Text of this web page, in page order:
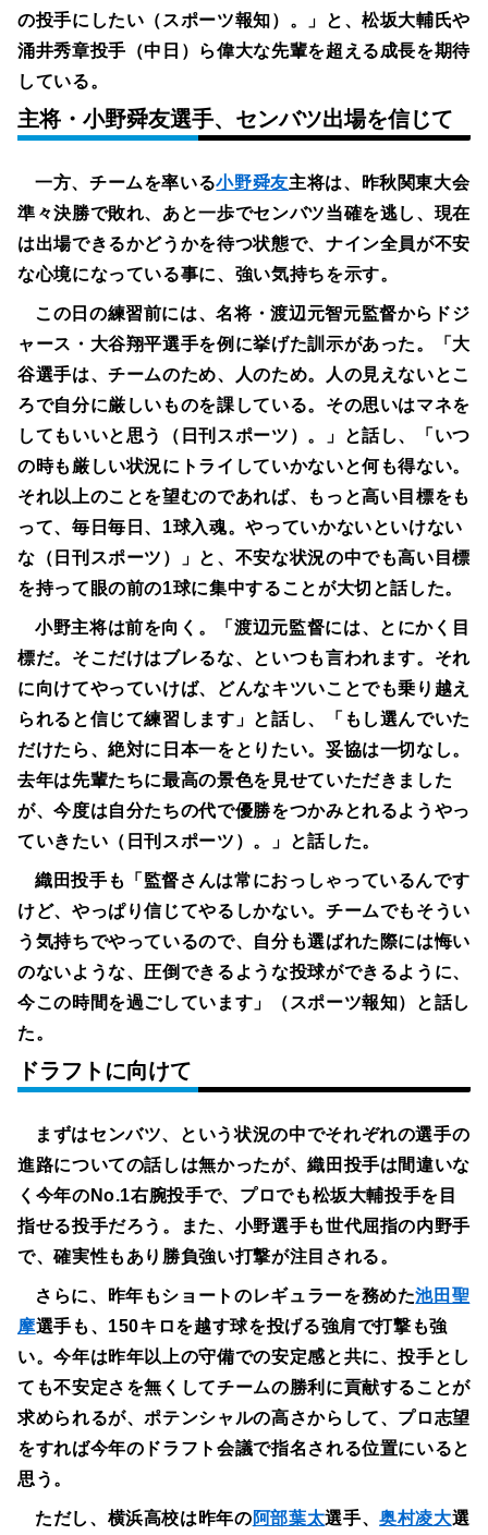
の投手にしたい（スポーツ報知）。」と、松坂大輔氏や
涌井秀章投手（中日）ら偉大な先輩を超える成長を期待
している。
主将・小野舜友選手、センバツ出場を信じて
一方、チームを率いる小野舜友主将は、昨秋関東大会
準々決勝で敗れ、あと一歩でセンバツ当確を逃し、現在
は出場できるかどうかを待つ状態で、ナイン全員が不安
な心境になっている事に、強い気持ちを示す。
この日の練習前には、名将・渡辺元智元監督からドジ
ャース・大谷翔平選手を例に挙げた訓示があった。「大
谷選手は、チームのため、人のため。人の見えないとこ
ろで自分に厳しいものを課している。その思いはマネを
してもいいと思う（日刊スポーツ）。」と話し、「いつ
の時も厳しい状況にトライしていかないと何も得ない。
それ以上のことを望むのであれば、もっと高い目標をも
って、毎日毎日、1球入魂。やっていかないといけない
な（日刊スポーツ）」と、不安な状況の中でも高い目標
を持って眼の前の1球に集中することが大切と話した。
小野主将は前を向く。「渡辺元監督には、とにかく目
標だ。そこだけはブレるな、といつも言われます。それ
に向けてやっていけば、どんなキツいことでも乗り越え
られると信じて練習します」と話し、「もし選んでいた
だけたら、絶対に日本一をとりたい。妥協は一切なし。
去年は先輩たちに最高の景色を見せていただきました
が、今度は自分たちの代で優勝をつかみとれるようやっ
ていきたい（日刊スポーツ）。」と話した。
織田投手も「監督さんは常におっしゃっているんです
けど、やっぱり信じてやるしかない。チームでもそうい
う気持ちでやっているので、自分も選ばれた際には悔い
のないような、圧倒できるような投球ができるように、
今この時間を過ごしています」（スポーツ報知）と話し
た。
ドラフトに向けて
まずはセンバツ、という状況の中でそれぞれの選手の
進路についての話しは無かったが、織田投手は間違いな
く今年のNo.1右腕投手で、プロでも松坂大輔投手を目
指せる投手だろう。また、小野選手も世代屈指の内野手
で、確実性もあり勝負強い打撃が注目される。
さらに、昨年もショートのレギュラーを務めた池田聖
摩選手も、150キロを越す球を投げる強肩で打撃も強
い。今年は昨年以上の守備での安定感と共に、投手とし
ても不安定さを無くしてチームの勝利に貢献することが
求められるが、ポテンシャルの高さからして、プロ志望
をすれば今年のドラフト会議で指名される位置にいると
思う。
ただし、横浜高校は昨年の阿部葉太選手、奥村凌大選